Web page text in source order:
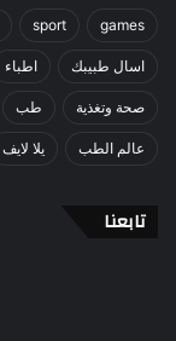
games
sport
اسال طبيبك اطباء
صحة وتغذية طب
عالم الطب يلا لايف
تابعنا